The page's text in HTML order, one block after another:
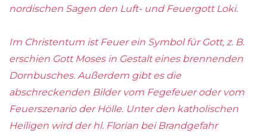
nordischen Sagen den Luft- und Feuergott Loki.
Im Christentum ist Feuer ein Symbol für Gott, z. B.
erschien Gott Moses in Gestalteines brennenden
Dornbusches. Außerdem gibt es die
abschreckenden Bilder vom Fegefeuer oder vom
Feuerszenario der Hölle. Unter den katholischen
Heiligen wird derhl. Florian bei Brandgefahr